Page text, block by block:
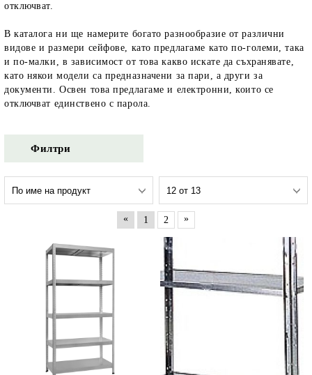
отключват.
В каталога ни ще намерите богато разнообразие от различни
видове и размери сейфове, като предлагаме като по-големи, така
и по-малки, в зависимост от това какво искате да съхранявате,
като някои модели са предназначени за пари, а други за
документи. Освен това предлагаме и електронни, които се
отключват единствено с парола.
Филтри
« 1 2 »